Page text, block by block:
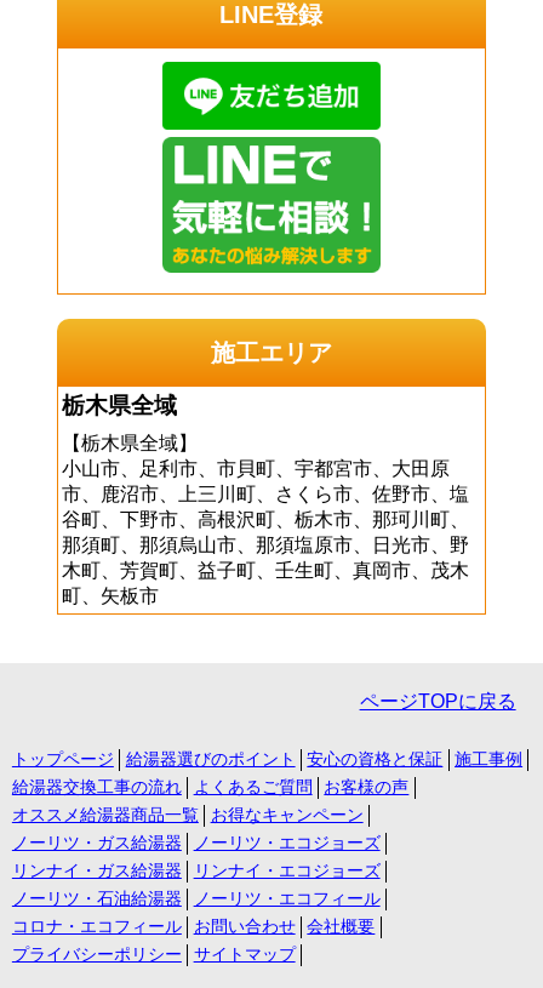
LINE登録
施工エリア
栃木県全域
【栃木県全域】
小山市、足利市、市貝町、宇都宮市、大田原
市、鹿沼市、上三川町、さくら市、佐野市、塩
谷町、下野市、高根沢町、栃木市、那珂川町、
那須町、那須烏山市、那須塩原市、日光市、野
木町、芳賀町、益子町、壬生町、真岡市、茂木
町、矢板市
ページTOPに戻る
トップページ 給湯器選びのポイント 安心の資格と保証
施工事例
給湯器交換工事の流れ
よくあるご質問
お客様の声
オススメ給湯器商品一覧
お得なキャンペーン
ノーリツ・ガス給湯器
ノーリツ・エコジョーズ
リンナイ・ガス給湯器
リンナイ・エコジョーズ
ノーリツ・石油給湯器
ノーリツ・エコフィール
コロナ・エコフィール
お問い合わせ
会社概要
プライバシーポリシー
サイトマップ